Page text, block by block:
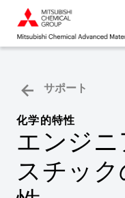
サポート
化学的特性
エンジ
スチッ